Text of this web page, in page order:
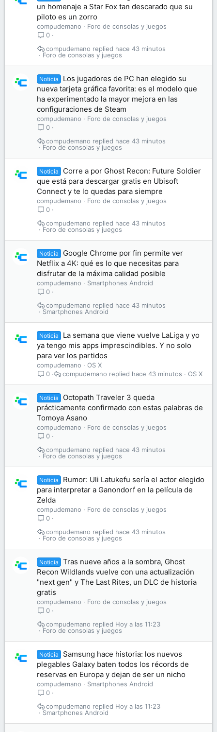
un homenaje a Star Fox tan descarado que su
piloto es un zorro
compudemano
Foro de consolas y juegos
0
Foro de consolas y juegos
hace 43 minutos
compudemano
Noticia
Los jugadores de PC han elegido su
nueva tarjeta gráfica favorita: es el modelo que
ha experimentado la mayor mejora en las
configuraciones de Steam
compudemano
Foro de consolas y juegos
0
Foro de consolas y juegos
hace 43 minutos
compudemano
Noticia
Corre a por Ghost Recon: Future Soldier
que está para descargar gratis en Ubisoft
Connect y te lo quedas para siempre
compudemano
Foro de consolas y juegos
0
Foro de consolas y juegos
hace 43 minutos
compudemano
Noticia
Google Chrome por fin permite ver
Netflix a 4K: qué es lo que necesitas para
disfrutar de la máxima calidad posible
compudemano
Smartphones Android
0
Smartphones Android
hace 43 minutos
compudemano
Noticia
La semana que viene vuelve LaLiga y yo
ya tengo mis apps imprescindibles. Y no solo
para ver los partidos
compudemano
OS X
0
OS X
hace 43 minutos
compudemano
Noticia
Octopath Traveler 3 queda
prácticamente confirmado con estas palabras de
Tomoya Asano
compudemano
Foro de consolas y juegos
0
Foro de consolas y juegos
hace 43 minutos
compudemano
Noticia
Rumor: Uli Latukefu sería el actor elegido
para interpretar a Ganondorf en la película de
Zelda
compudemano
Foro de consolas y juegos
0
Foro de consolas y juegos
hace 43 minutos
compudemano
Noticia
Tras nueve años a la sombra, Ghost
Recon Wildlands vuelve con una actualización
"next gen" y The Last Rites, un DLC de historia
gratis
compudemano
Foro de consolas y juegos
0
Foro de consolas y juegos
Hoy a las 11:23
compudemano
Noticia
Samsung hace historia: los nuevos
plegables Galaxy baten todos los récords de
reservas en Europa y dejan de ser un nicho
compudemano
Smartphones Android
0
Smartphones Android
Hoy a las 11:23
compudemano